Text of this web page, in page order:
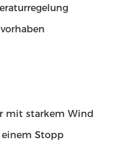
mit starkem Wind
Stopp